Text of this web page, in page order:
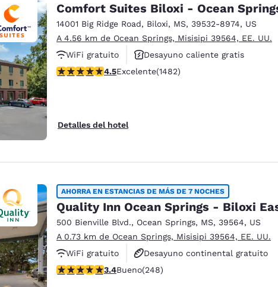
Comfort Suites Biloxi - Ocean
14001 Big Ridge Road, Biloxi, MS, 39532-8974, US
A 4.56 km de Ocean Springs, Misisipi 39564, EE. UU.
WiFi gratuito
Desayuno caliente gratis
Piscina al aire libre
calificación de 4.45 estrellas. Excelente. 1482 reseñas
4.5Excelente(1482)
Detalles del hotel
AHORRA EN ESTANCIAS DE MÁS DE 7 NOCHES
Quality Inn Ocean Springs - Biloxi
500 Bienville Blvd., Ocean Springs, MS, 39564, US
A 0.73 km de Ocean Springs, Misisipi 39564, EE. UU.
WiFi gratuito
Desayuno continental gratuito
Desayuno caliente gratis
calificación de 3.41 estrellas. Bueno. 248 reseñas
3.4Bueno(248)